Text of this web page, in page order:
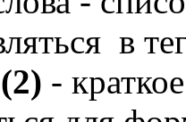
в
(2) -